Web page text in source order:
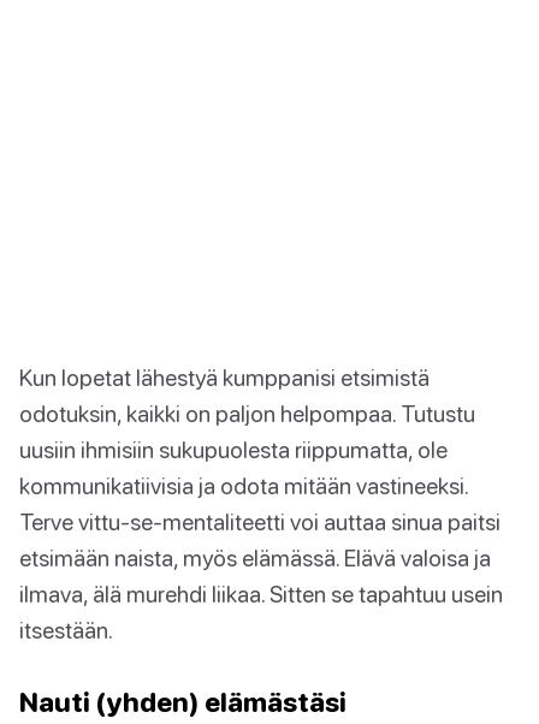
Kun lopetat lähestyä kumppanisi etsimistä
odotuksin, kaikki on paljon helpompaa. Tutustu
uusiin ihmisiin sukupuolesta riippumatta, ole
kommunikatiivisia ja odota mitään vastineeksi.
Terve vittu-se-mentaliteetti voi auttaa sinua paitsi
etsimään naista, myös elämässä. Elävä valoisa ja
ilmava, älä murehdi liikaa. Sitten se tapahtuu usein
itsestään.
Nauti (yhden) elämästäsi